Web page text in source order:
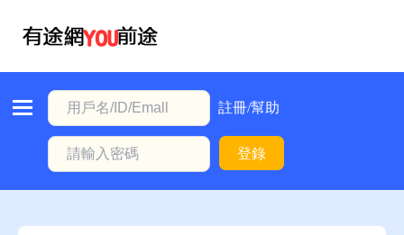
註冊/幫助
登錄
首
本
職